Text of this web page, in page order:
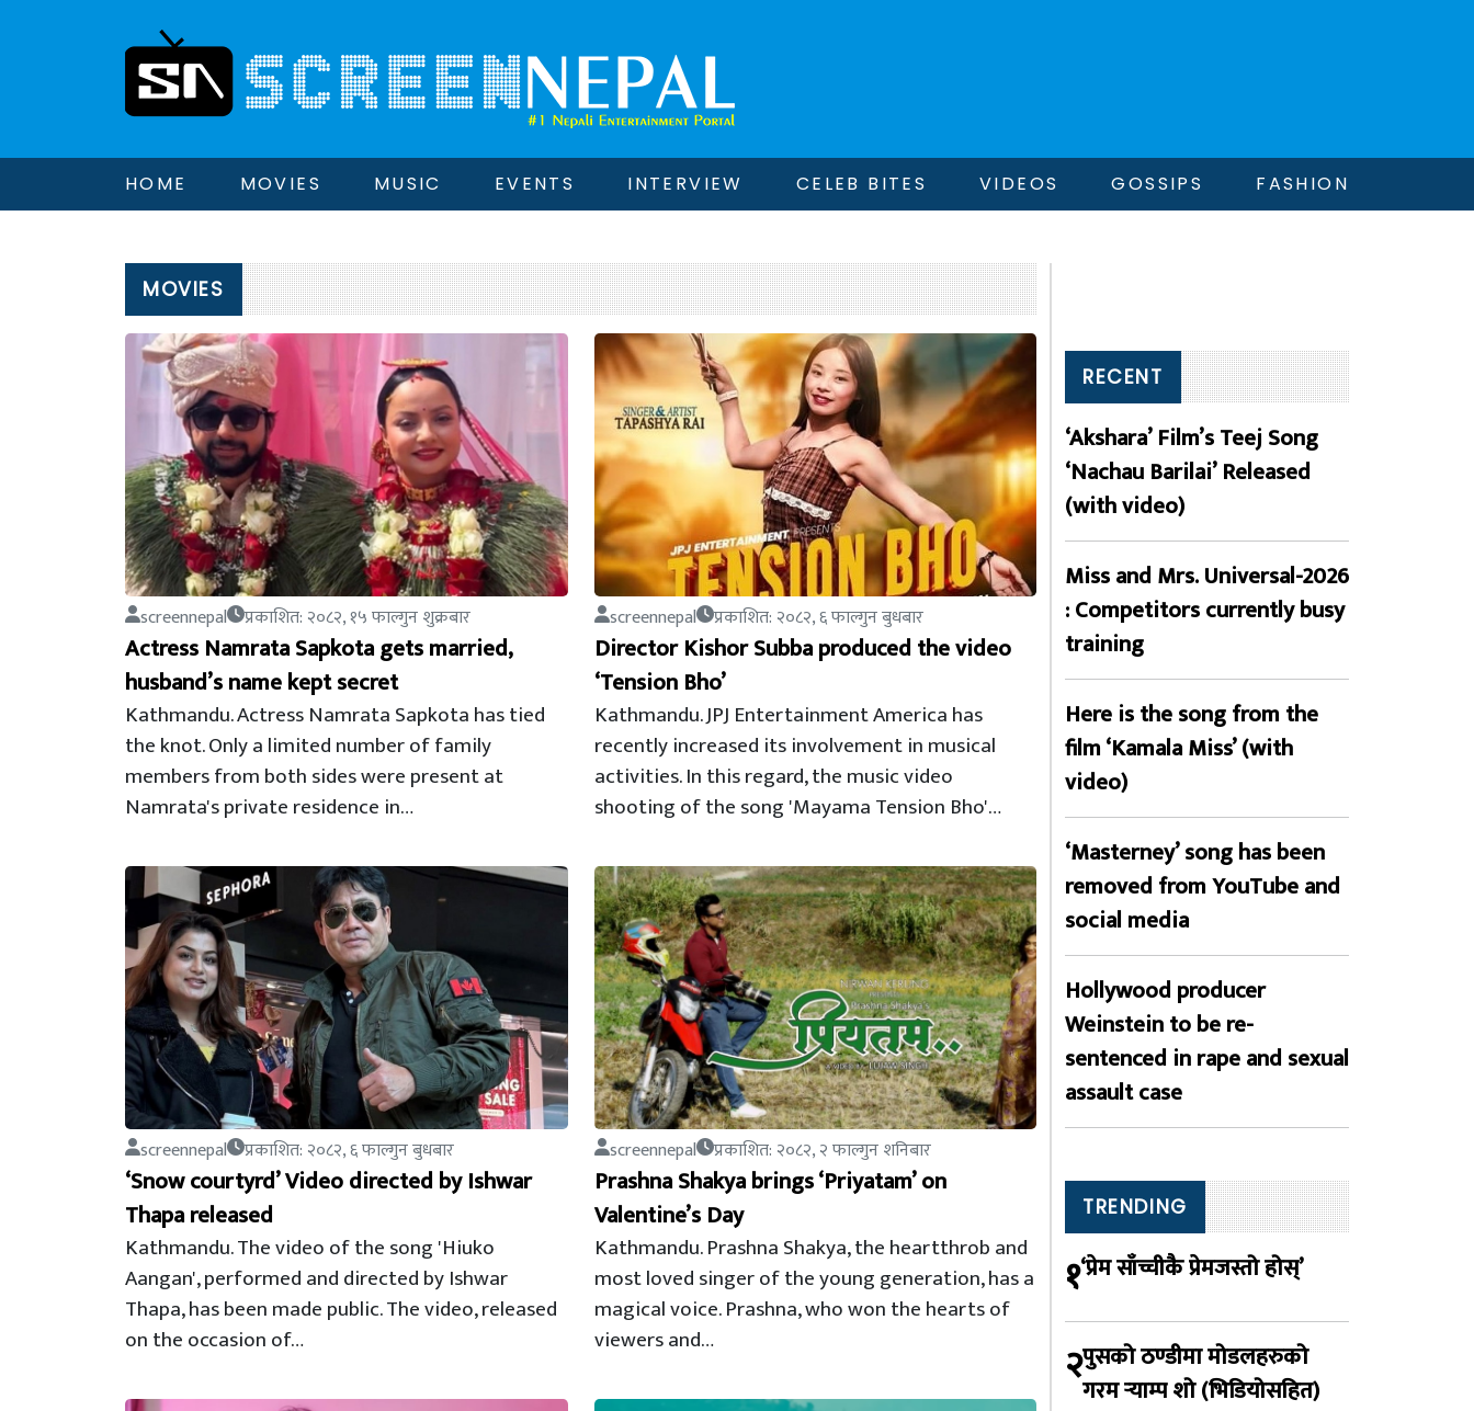
HOME MOVIES MUSIC EVENTS INTERVIEW CELEB BITES VIDEOS GOSSIPS FASHION
MOVIES
screennepal प्रकाशित: २०८२, १५ फाल्गुन शुक्रबार
Actress Namrata Sapkota gets married,
husband’s name kept secret
Kathmandu. Actress Namrata Sapkota has tied
the knot. Only a limited number of family
members from both sides were present at
Namrata's private residence in…
screennepal प्रकाशित: २०८२, ६ फाल्गुन बुधबार
Director Kishor Subba produced the video
‘Tension Bho’
Kathmandu. JPJ Entertainment America has
recently increased its involvement in musical
activities. In this regard, the music video
shooting of the song 'Mayama Tension Bho'…
screennepal प्रकाशित: २०८२, ६ फाल्गुन बुधबार
‘Snow courtyrd’ Video directed by Ishwar
Thapa released
Kathmandu. The video of the song 'Hiuko
Aangan', performed and directed by Ishwar
Thapa, has been made public. The video, released
on the occasion of…
screennepal प्रकाशित: २०८२, २ फाल्गुन शनिबार
Prashna Shakya brings ‘Priyatam’ on
Valentine’s Day
Kathmandu. Prashna Shakya, the heartthrob and
most loved singer of the young generation, has a
magical voice. Prashna, who won the hearts of
viewers and…
RECENT
‘Akshara’ Film’s Teej Song
‘Nachau Barilai’ Released
(with video)
Miss and Mrs. Universal-2026
: Competitors currently busy
training
Here is the song from the
film ‘Kamala Miss’ (with
video)
‘Masterney’ song has been
removed from YouTube and
social media
Hollywood producer
Weinstein to be re-
sentenced in rape and sexual
assault case
TRENDING
१‘प्रेम साँच्चीकै प्रेमजस्तो होस्’
२पुसको ठण्डीमा मोडलहरुको
गरम र्‍याम्प शो (भिडियोसहित)